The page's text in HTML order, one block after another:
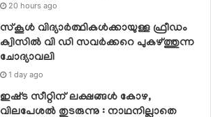
20 hours ago
സ്‌കൂള്‍ വിദ്യാര്‍ത്ഥികള്‍ക്കായുള്ള ഫ്രീഡം
ക്വിസില്‍ വി ഡി സവര്‍ക്കറെ പുകഴ്ത്തുന്ന
ചോദ്യാവലി
1 day ago
ഇഷ്‌ട സീറ്റിന് ലക്ഷങ്ങൾ കോഴ,
വിലപേശൽ തുടരുന്നു : നാഥനില്ലാതെ